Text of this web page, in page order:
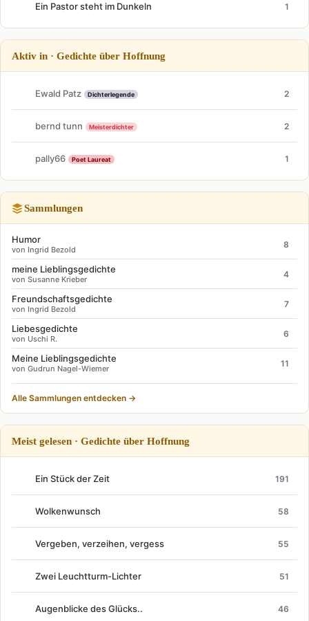
Ein Pastor steht im Dunkeln 1
Aktiv in · Gedichte über Hoffnung
Ewald Patz Dichterlegende 2
bernd tunn Meisterdichter 2
pally66 Poet Laureat 1
Sammlungen
Humor
von Ingrid Bezold
8
meine Lieblingsgedichte
von Susanne Krieber
4
Freundschaftsgedichte
von Ingrid Bezold
7
Liebesgedichte
von Uschi R.
6
Meine Lieblingsgedichte
von Gudrun Nagel-Wiemer
11
Alle Sammlungen entdecken →
Meist gelesen · Gedichte über Hoffnung
Ein Stück der Zeit 191
Wolkenwunsch 58
Vergeben, verzeihen, vergess 55
Zwei Leuchtturm-Lichter 51
Augenblicke des Glücks.. 46